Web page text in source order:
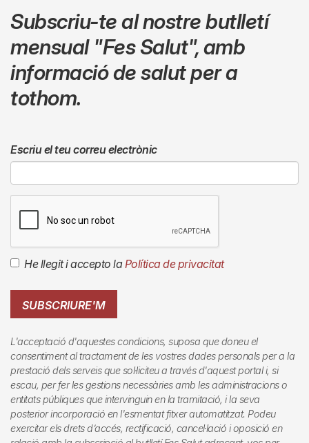
Subscriu-te al nostre butlletí
mensual "Fes Salut",amb
informació de salut per a
tothom.
Escriu el teu correu electrònic
He llegit i accepto la Política de privacitat
SUBSCRIURE'M
L'acceptació d'aquestes condicions, suposa que doneu el
consentiment al tractament de les vostres dades personals per a la
prestació dels serveis que sol·liciteu a través d'aquest portal i, si
escau, per fer les gestions necessàries amb les administracions o
entitats públiques que intervinguin en la tramitació, i la seva
posterior incorporació en l'esmentat fitxer automatitzat. Podeu
exercitar els drets d’accés, rectificació, cancel·lació i oposició en